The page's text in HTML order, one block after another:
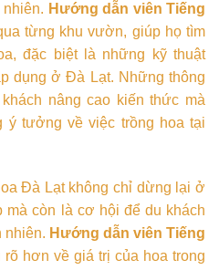
Hướng dẫn viên Tiếng
từng khu vườn, giúp họ tìm
đặc biệt là những kỹ thuật
dụng ở Đà Lạt. Những thông
nâng cao kiến thức mà
tưởng về việc trồng hoa tại
Đà Lạt không chỉ dừng lại ở
còn là cơ hội để du khách
nhiên. Hướng dẫn viên Tiếng
hơn về giá trị của hoa trong